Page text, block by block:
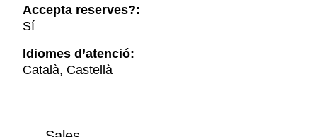
Accepta reserves?:
Sí
Idiomes d’atenció:
Català, Castellà